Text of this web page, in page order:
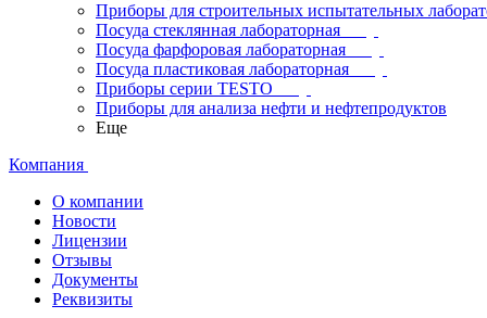
Приборы для строительных испытательных
Посуда стеклянная лабораторная
Посуда фарфоровая лабораторная
Посуда пластиковая лабораторная
Приборы серии TESTO
Приборы для анализа нефти и нефтепродуктов
Еще
Компания
О компании
Новости
Лицензии
Отзывы
Документы
Реквизиты